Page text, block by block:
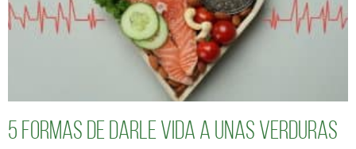
5 formas de darle vida a unas verduras